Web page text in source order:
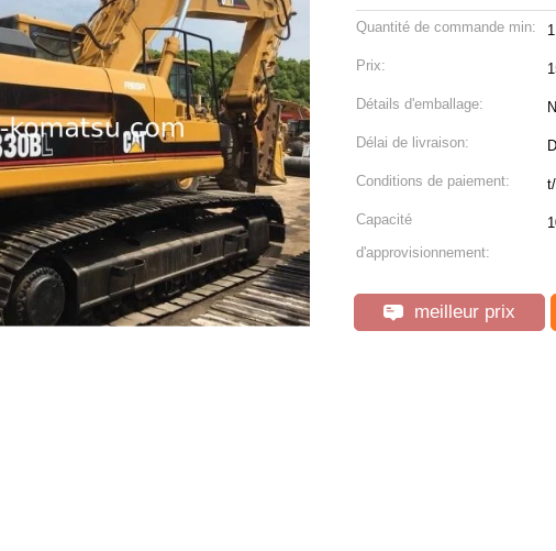
Quantité de commande min: 1
Prix:
Détails d'emballage:
Délai de livraison:
Conditions de paiement:
Capacité
d'approvisionnement:
meilleur prix